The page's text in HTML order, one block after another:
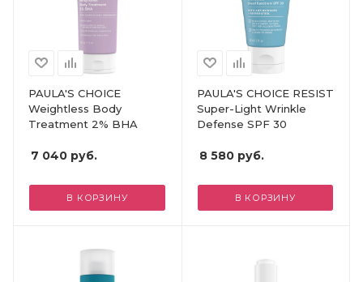
PAULA'S CHOICE
Weightless Body
Treatment 2% BHA
7 040 руб.
В КОРЗИНУ
PAULA'S CHOICE RESIST
Super-Light Wrinkle
Defense SPF 30
8 580руб.
В КОРЗИНУ